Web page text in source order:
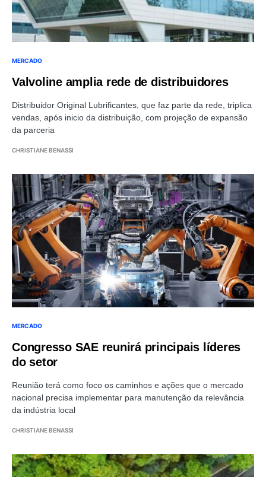
MERCADO
Valvoline amplia rede de distribuidores
Distribuidor Original Lubrificantes, que faz parte da rede, triplica
vendas, após inicio da distribuição, com projeção de expansão
da parceria
CHRISTIANE BENASSI
MERCADO
Congresso SAE reunirá principais líderes
do setor
Reunião terá como foco os caminhos e ações que o mercado
nacional precisa implementar para manutenção da relevância
da indústria local
CHRISTIANE BENASSI